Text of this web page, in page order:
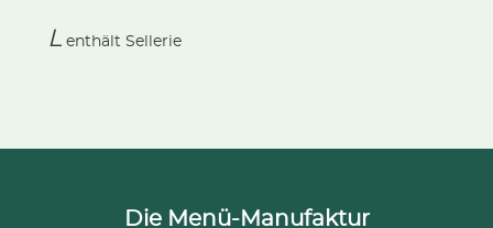
L enthält Sellerie
Die Menü-Manufaktur